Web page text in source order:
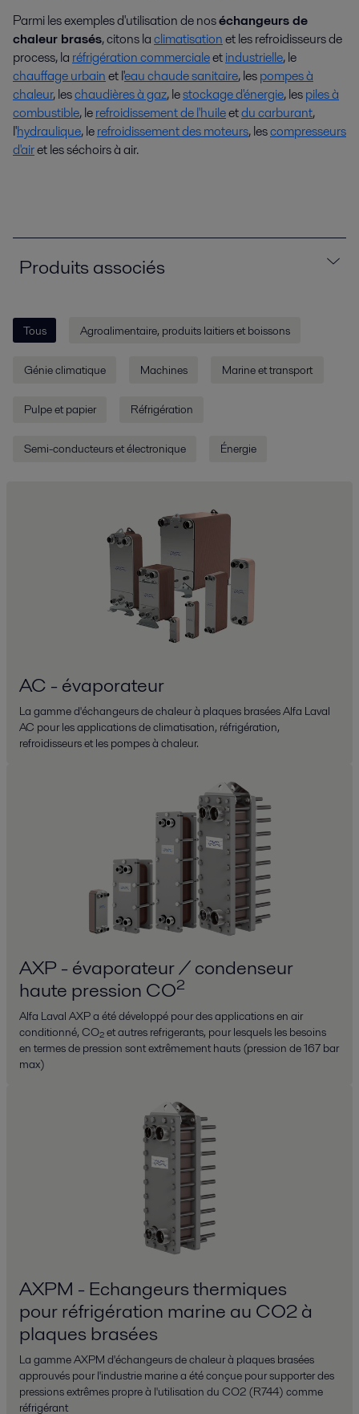
Parmi les exemples d'utilisation de noséchangeurs de
chaleur brasés, citons laclimatisationet les refroidisseurs de
process, la réfrigération commercialeetindustrielle, le
chauffage urbainet l'eau chaude sanitaire, lespompes à
chaleur, leschaudières à gaz, lestockage d'énergie, lespiles à
combustible, lerefroidissement de l'huileetdu carburant,
l'hydraulique, lerefroidissement des moteurs, lescompresseurs
d'airet les séchoirs à air.
Produits associés
Tous Agroalimentaire, produits laitiers et boissons
Génie climatique Machines Marine et transport
Pulpe et papier Réfrigération
Semi-conducteurs et électronique Énergie
AC - évaporateur
La gamme d'échangeurs de chaleur à plaques brasées Alfa Laval
AC pour les applications de climatisation, réfrigération,
refroidisseurs et les pompes à chaleur.
AXP - évaporateur / condenseur
haute pression CO²
Alfa Laval AXP a été développé pour des applications en air
conditionné, CO₂ et autres refrigerants, pour lesquels les besoins
en termes de pression sont extrêmement hauts (pression de 167 bar
max)
AXPM - Echangeurs thermiques
pour réfrigération marine au CO2 à
plaques brasées
La gamme AXPM d'échangeurs de chaleur à plaques brasées
approuvés pour l'industrie marine a été conçue pour supporter des
pressions extrêmes propre à l'utilisation du CO2 (R744) comme
réfrigérant